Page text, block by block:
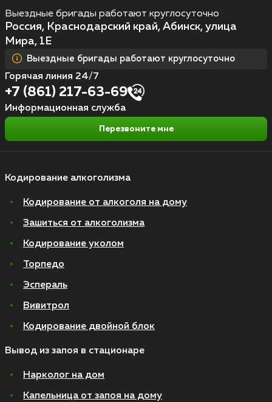
Кодирование алкоголизма
Кодирование от алкоголя на дому
Зашиться от алкоголизма
Кодирование уколом
Торпедо
Эспераль
Вивитрол
Кодирование двойной блок
Вывод из запоя в стационаре
Нарколог на дом
Капельница от запоя на дому
Выездные бригады работают круглосуточно
Россия, Краснодарский край, Абинск, улица
Мира, 1Е
Выездные бригады работают круглосуточно
Горячая линия 24/7
+7 (861) 217-63-69
Информационная служба
Перезвоните мне